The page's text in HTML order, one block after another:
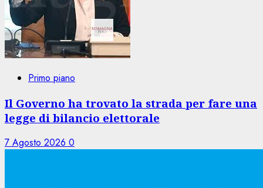
Primo piano
Il Governo ha trovato la strada per fare una
legge di bilancio elettorale
7 Agosto 2026 0